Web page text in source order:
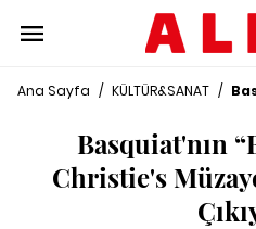
Ana Sayfa / KÜLTÜR&SANAT /
Basquiat'nın
Christie's